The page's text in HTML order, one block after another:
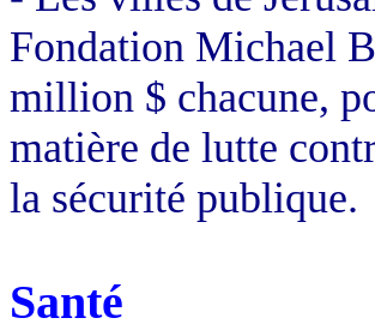
Fondation Michael
million $ chacune,
matière de lutte
la sécurité publique.
Santé